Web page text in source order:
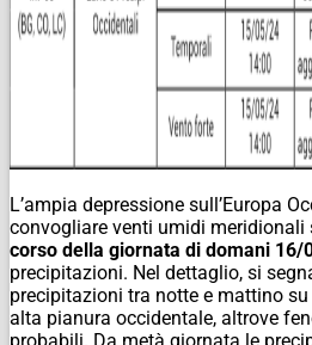
L’ampia depressione sull’Europa
convogliare venti umidi meridionali
corso della giornata di domani 16/
precipitazioni. Nel dettaglio, si
precipitazioni tra notte e mattino
alta pianura occidentale, altrove
probabili. Da metà giornata le